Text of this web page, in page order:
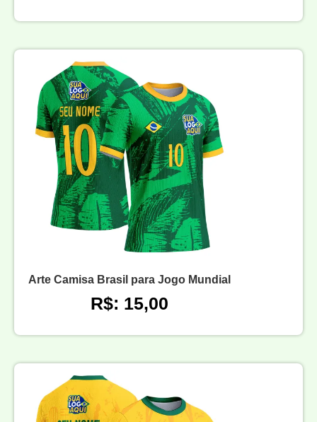
Arte Camisa Brasil para Jogo Mundial
R$: 15,00